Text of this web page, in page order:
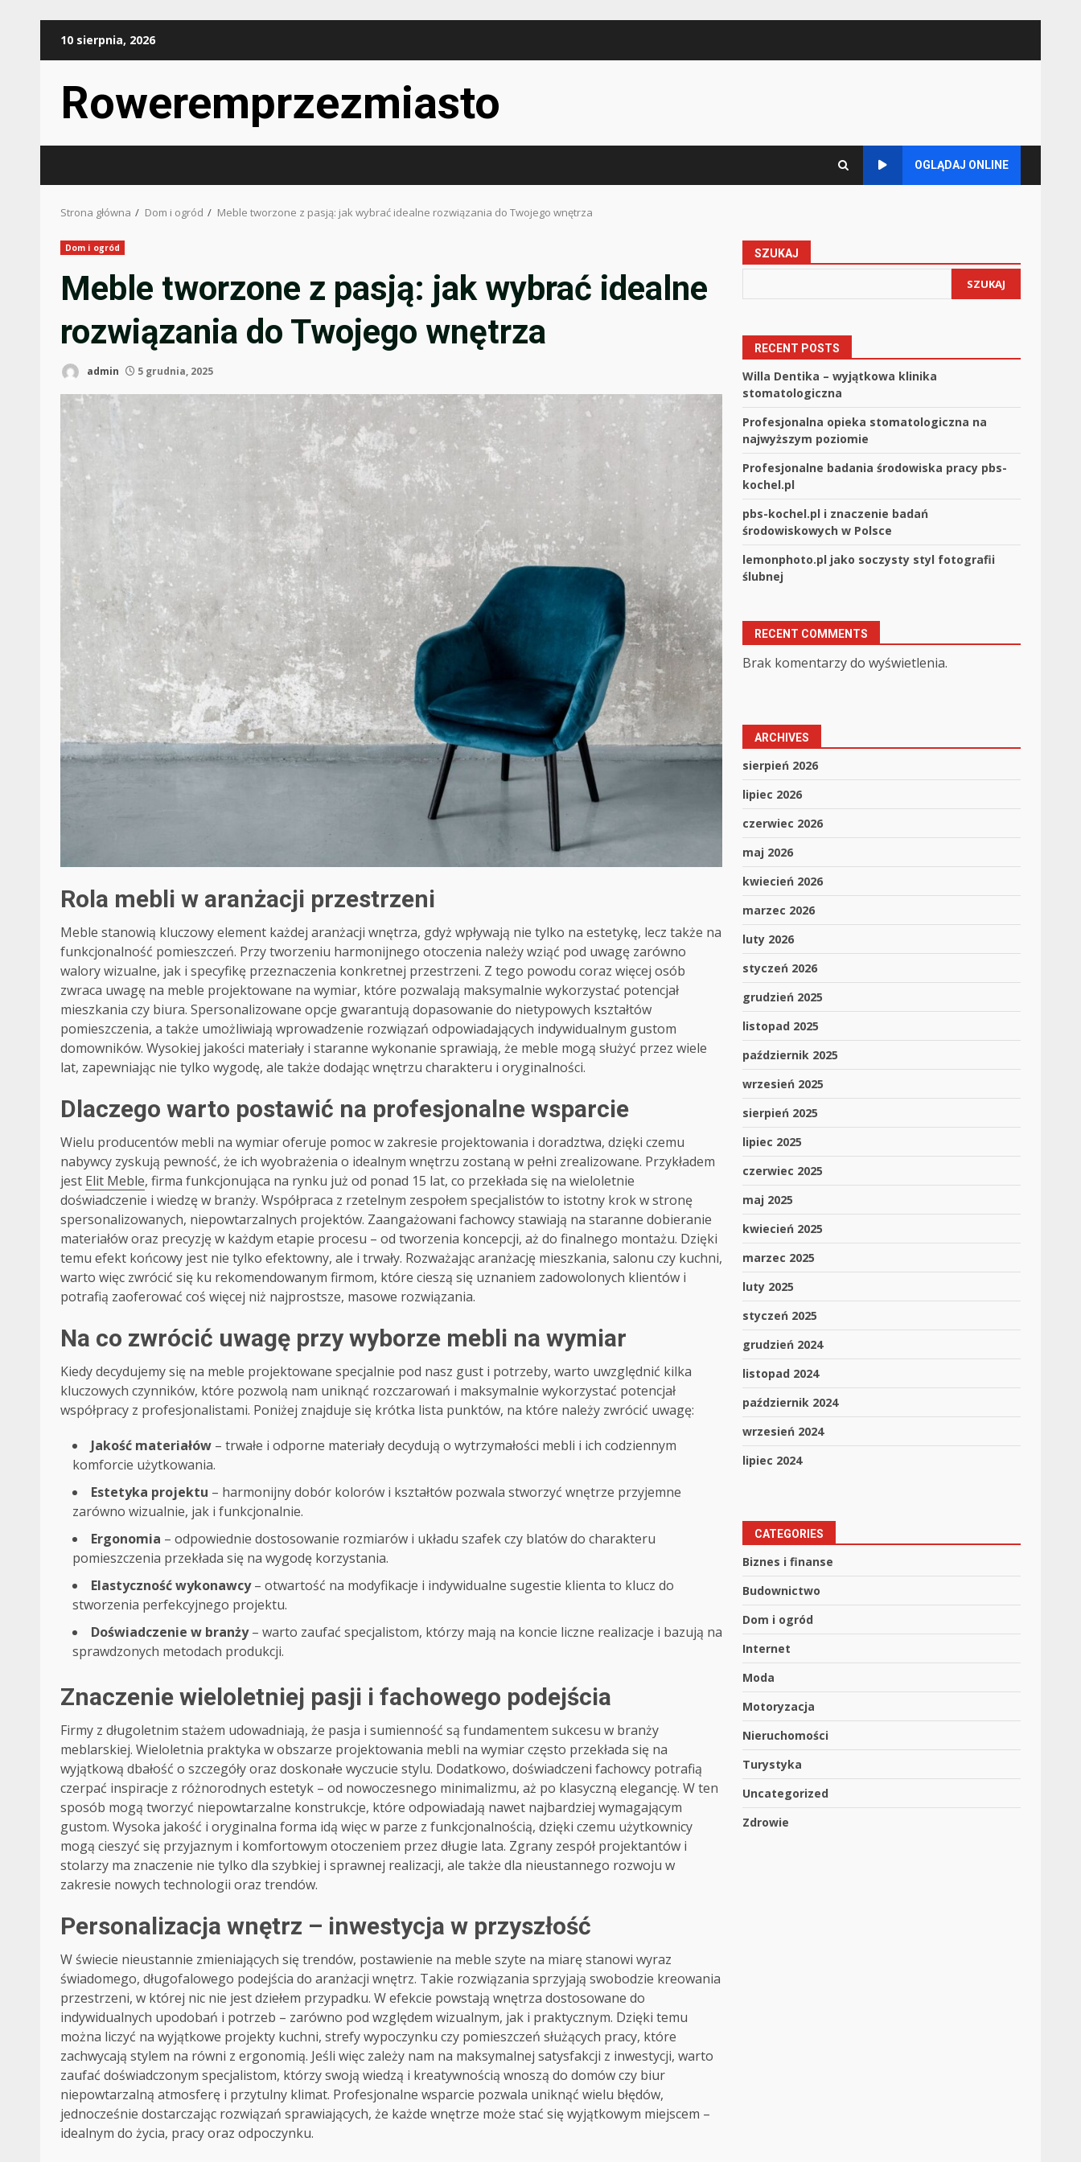
10 sierpnia, 2026
Roweremprzezmiasto
OGLĄDAJ ONLINE
Strona główna Dom i ogród Meble tworzone z pasją: jak wybrać idealne rozwiązania do Twojego wnętrza
Dom i ogród
Meble tworzone z pasją: jak wybrać idealne
rozwiązania do Twojego wnętrza
admin 5 grudnia, 2025
Rola mebli w aranżacji przestrzeni
Meble stanowią kluczowy element każdej aranżacji wnętrza, gdyż wpływają nie tylko na estetykę, lecz także na
funkcjonalność pomieszczeń. Przy tworzeniu harmonijnego otoczenia należy wziąć pod uwagę zarówno
walory wizualne, jak i specyfikę przeznaczenia konkretnej przestrzeni. Z tego powodu coraz więcej osób
zwraca uwagę na meble projektowane na wymiar, które pozwalają maksymalnie wykorzystać potencjał
mieszkania czy biura. Spersonalizowane opcje gwarantują dopasowanie do nietypowych kształtów
pomieszczenia, a także umożliwiają wprowadzenie rozwiązań odpowiadających indywidualnym gustom
domowników. Wysokiej jakości materiały i staranne wykonanie sprawiają, że meble mogą służyć przez wiele
lat, zapewniając nie tylko wygodę, ale także dodając wnętrzu charakteru i oryginalności.
Dlaczego warto postawić na profesjonalne wsparcie
Wielu producentów mebli na wymiar oferuje pomoc w zakresie projektowania i doradztwa, dzięki czemu
nabywcy zyskują pewność, że ich wyobrażenia o idealnym wnętrzu zostaną w pełni zrealizowane. Przykładem
jest Elit Meble, firma funkcjonująca na rynku już od ponad 15 lat, co przekłada się na wieloletnie
doświadczenie i wiedzę w branży. Współpraca z rzetelnym zespołem specjalistów to istotny krok w stronę
spersonalizowanych, niepowtarzalnych projektów. Zaangażowani fachowcy stawiają na staranne dobieranie
materiałów oraz precyzję w każdym etapie procesu – od tworzenia koncepcji, aż do finalnego montażu. Dzięki
temu efekt końcowy jest nie tylko efektowny, ale i trwały. Rozważając aranżację mieszkania, salonu czy kuchni,
warto więc zwrócić się ku rekomendowanym firmom, które cieszą się uznaniem zadowolonych klientów i
potrafią zaoferować coś więcej niż najprostsze, masowe rozwiązania.
Na co zwrócić uwagę przy wyborze mebli na wymiar
Kiedy decydujemy się na meble projektowane specjalnie pod nasz gust i potrzeby, warto uwzględnić kilka
kluczowych czynników, które pozwolą nam uniknąć rozczarowań i maksymalnie wykorzystać potencjał
współpracy z profesjonalistami. Poniżej znajduje się krótka lista punktów, na które należy zwrócić uwagę:
Jakość materiałów – trwałe i odporne materiały decydują o wytrzymałości mebli i ich codziennym
komforcie użytkowania.
Estetyka projektu – harmonijny dobór kolorów i kształtów pozwala stworzyć wnętrze przyjemne
zarówno wizualnie, jak i funkcjonalnie.
Ergonomia – odpowiednie dostosowanie rozmiarów i układu szafek czy blatów do charakteru
pomieszczenia przekłada się na wygodę korzystania.
Elastyczność wykonawcy– otwartość na modyfikacje i indywidualne sugestie klienta to klucz do
stworzenia perfekcyjnego projektu.
Doświadczenie w branży– warto zaufać specjalistom, którzy mają na koncie liczne realizacje i bazują na
sprawdzonych metodach produkcji.
Znaczenie wieloletniej pasji i fachowego podejścia
Firmy z długoletnim stażem udowadniają, że pasja i sumienność są fundamentem sukcesu w branży
meblarskiej. Wieloletnia praktyka w obszarze projektowania mebli na wymiar często przekłada się na
wyjątkową dbałość o szczegóły oraz doskonałe wyczucie stylu. Dodatkowo, doświadczeni fachowcy potrafią
czerpać inspiracje z różnorodnych estetyk – od nowoczesnego minimalizmu, aż po klasyczną elegancję. W ten
sposób mogą tworzyć niepowtarzalne konstrukcje, które odpowiadają nawet najbardziej wymagającym
gustom. Wysoka jakość i oryginalna forma idą więc w parze z funkcjonalnością, dzięki czemu użytkownicy
mogą cieszyć się przyjaznym i komfortowym otoczeniem przez długie lata. Zgrany zespół projektantów i
stolarzy ma znaczenie nie tylko dla szybkiej i sprawnej realizacji, ale także dla nieustannego rozwoju w
zakresie nowych technologii oraz trendów.
Personalizacja wnętrz – inwestycja w przyszłość
W świecie nieustannie zmieniających się trendów, postawienie na meble szyte na miarę stanowi wyraz
świadomego, długofalowego podejścia do aranżacji wnętrz. Takie rozwiązania sprzyjają swobodzie kreowania
przestrzeni, w której nic nie jest dziełem przypadku. W efekcie powstają wnętrza dostosowane do
indywidualnych upodobań i potrzeb – zarówno pod względem wizualnym, jak i praktycznym. Dzięki temu
można liczyć na wyjątkowe projekty kuchni, strefy wypoczynku czy pomieszczeń służących pracy, które
zachwycają stylem na równi z ergonomią. Jeśli więc zależy nam na maksymalnej satysfakcji z inwestycji, warto
zaufać doświadczonym specjalistom, którzy swoją wiedzą i kreatywnością wnoszą do domów czy biur
niepowtarzalną atmosferę i przytulny klimat. Profesjonalne wsparcie pozwala uniknąć wielu błędów,
jednocześnie dostarczając rozwiązań sprawiających, że każde wnętrze może stać się wyjątkowym miejscem –
idealnym do życia, pracy oraz odpoczynku.
SZUKAJ
SZUKAJ
RECENT POSTS
Willa Dentika – wyjątkowa klinika
stomatologiczna
Profesjonalna opieka stomatologiczna na
najwyższym poziomie
Profesjonalne badania środowiska pracy pbs-
kochel.pl
pbs-kochel.pl i znaczenie badań
środowiskowych w Polsce
lemonphoto.pl jako soczysty styl fotografii
ślubnej
RECENT COMMENTS
Brak komentarzy do wyświetlenia.
ARCHIVES
sierpień 2026
lipiec 2026
czerwiec 2026
maj 2026
kwiecień 2026
marzec 2026
luty 2026
styczeń 2026
grudzień 2025
listopad 2025
październik 2025
wrzesień 2025
sierpień 2025
lipiec 2025
czerwiec 2025
maj 2025
kwiecień 2025
marzec 2025
luty 2025
styczeń 2025
grudzień 2024
listopad 2024
październik 2024
wrzesień 2024
lipiec 2024
CATEGORIES
Biznes i finanse
Budownictwo
Dom i ogród
Internet
Moda
Motoryzacja
Nieruchomości
Turystyka
Uncategorized
Zdrowie